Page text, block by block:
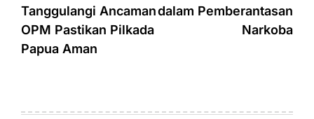
Tanggulangi Ancaman
OPM Pastikan Pilkada
Papua Aman
dalam Pemberantasan
Narkoba